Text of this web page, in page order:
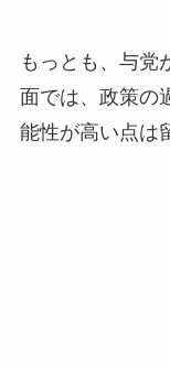
もっとも、与党
面では、政策の
能性が高い点は